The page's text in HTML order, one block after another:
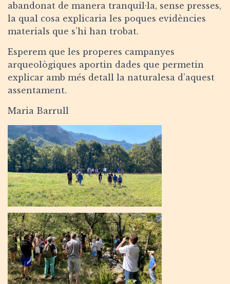
abandonat de manera tranquil·la, sense presses,
la qual cosa explicaria les poques evidències
materials que s’hi han trobat.
Esperem que les properes campanyes
arqueològiques aportin dades que permetin
explicar amb més detall la naturalesa d’aquest
assentament.
Maria Barrull